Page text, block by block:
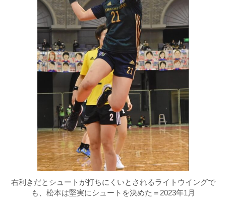
右利きだとシュートが打ちにくいとされるライトウイングで
も、松本は堅実にシュートを決めた＝2023年1月